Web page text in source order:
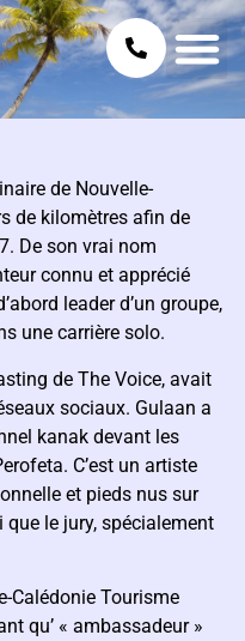
de Nouvelle-
de kilomètres afin de
De son vrai nom
connu et apprécié
leader d’un groupe,
une carrière solo.
de The Voice, avait
sociaux. Gulaan a
kanak devant les
C’est un artiste
et pieds nus sur
le jury, spécialement
Calédonie Tourisme
qu’ « ambassadeur »